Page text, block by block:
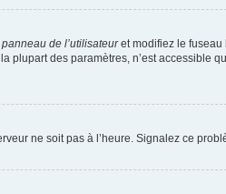
panneau de l’utilisateuret modifiez le fuseau
des paramètres, n’est accessible
ne soit pas à l’heure. Signalez ce